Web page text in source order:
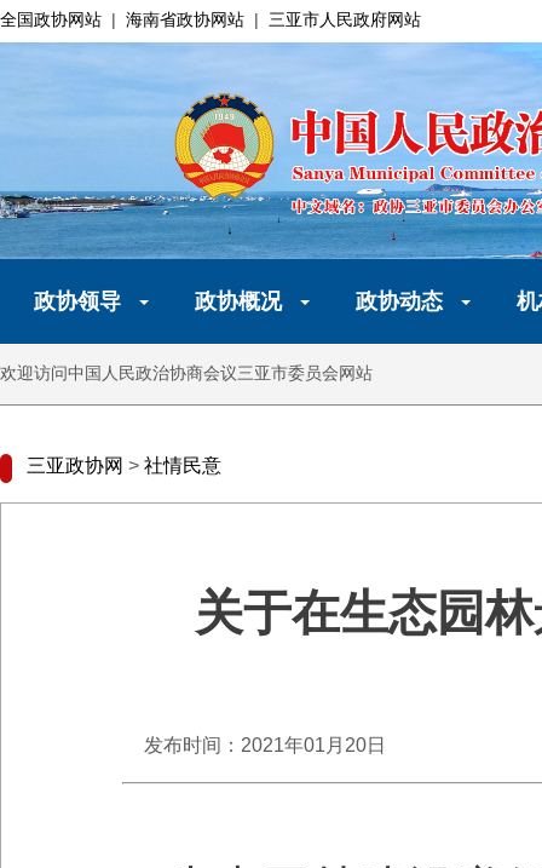
全国政协网站 | 海南省政协网站 | 三亚市人民政府网站
政协领导 政协概况 政协动态
欢迎访问中国人民政治协商会议三亚市委员会网站
三亚政协网 > 社情民意
关于在生态园
发布时间：2021年01月20日